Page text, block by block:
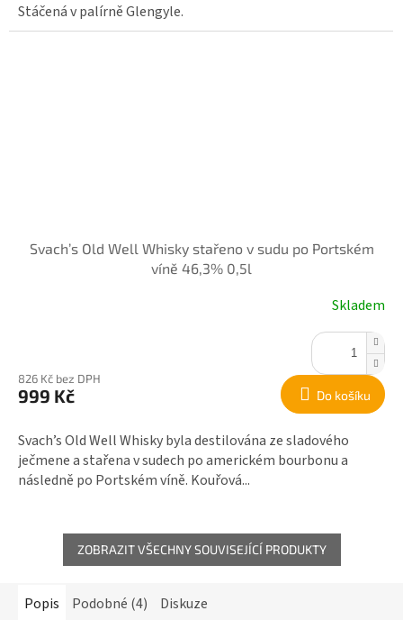
Stáčená v palírně Glengyle.
Svach’s Old Well Whisky stařeno v sudu po Portském
víně 46,3% 0,5l
Skladem
826 Kč bez DPH
999 Kč Do košíku
Svach’s Old Well Whisky byla destilována ze sladového
ječmene a stařena v sudech po americkém bourbonu a
následně po Portském víně. Kouřová...
ZOBRAZIT VŠECHNY SOUVISEJÍCÍ PRODUKTY
Popis Podobné (4) Diskuze